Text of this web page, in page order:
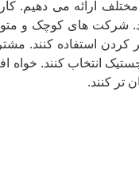
باشند. شرکت های کوچک
انتخاب کنند. خواه
تر کنند.